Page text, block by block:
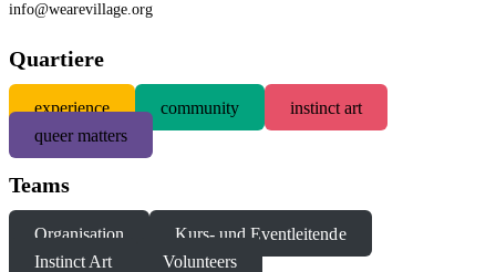
info@wearevillage.org
Quartiere
experience community
instinct art
queer matters
Teams
Organisation
Kurs- und Eventleitende
Instinct Art
Volunteers